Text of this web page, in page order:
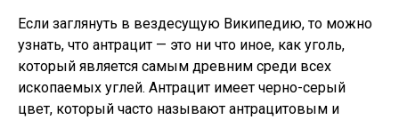
Если заглянуть в вездесущую Википедию, то можно
узнать, что антрацит — это ни что иное, как уголь,
который является самым древним среди всех
ископаемых углей. Антрацит имеет черно-серый
цвет, который часто называют антрацитовым и